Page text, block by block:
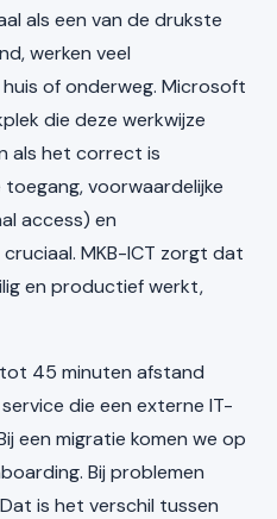
als een van de drukste
werken veel
of onderweg. Microsoft
die deze werkwijze
als het correct is
voorwaardelijke
access) en
MKB-ICT zorgt dat
en productief werkt,
45 minuten afstand
die een externe IT-
een migratie komen we op
Bij problemen
is het verschil tussen